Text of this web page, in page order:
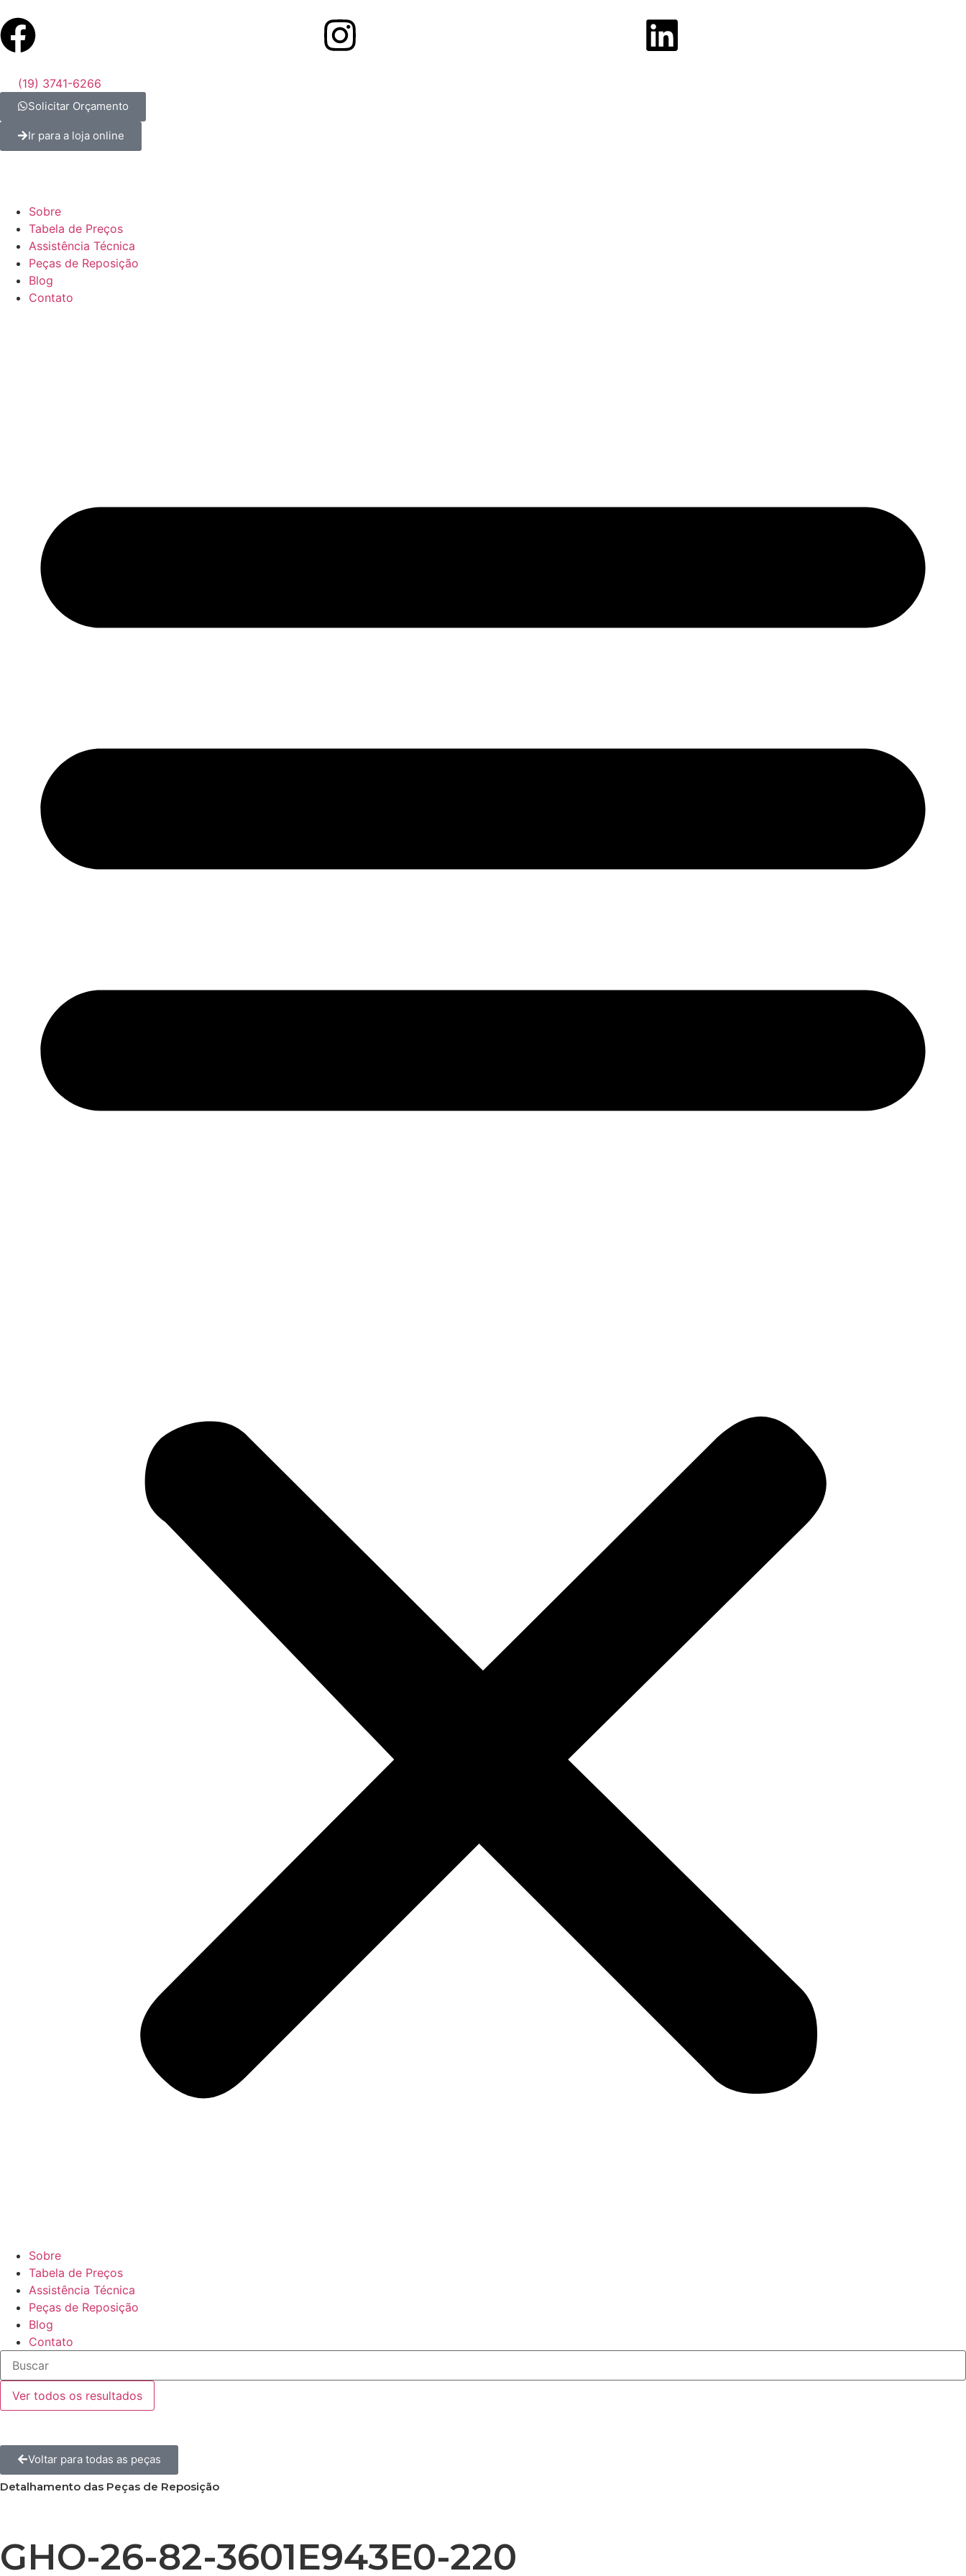
(19) 3741-6266
Solicitar Orçamento
Ir para a loja online
Sobre
Tabela de Preços
Assistência Técnica
Peças de Reposição
Blog
Contato
Sobre
Tabela de Preços
Assistência Técnica
Peças de Reposição
Blog
Contato
Ver todos os resultados
Voltar para todas as peças
Detalhamento das Peças de Reposição
GHO-26-82-3601E943E0-220